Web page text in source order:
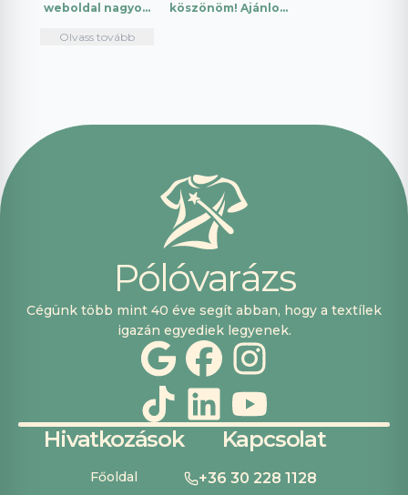
weboldal nagyon
használni.
fogok innen
Olvass tovább
köszönöm! Ajánlom
Pólóvarázs
Cégünk több mint 40 éve segít abban, hogy a textílek
igazán egyediek legyenek.
Hivatkozások
Főoldal
Kapcsolat
+36 30 228 1128